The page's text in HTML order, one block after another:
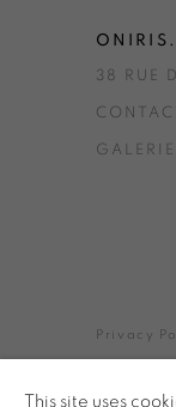
38 RUE
Privacy
This site uses